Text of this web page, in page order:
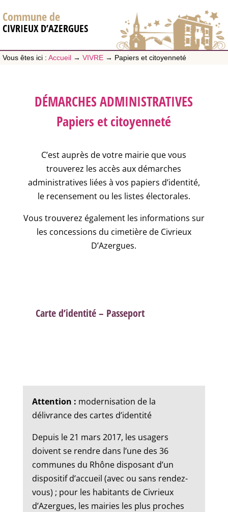
Commune de
CIVRIEUX D’AZERGUES
Vous êtes ici : Accueil → VIVRE → Papiers et citoyenneté
DÉMARCHES ADMINISTRATIVES
Papiers et citoyenneté
C’est auprès de votre mairie que vous
trouverez les accès aux démarches
administratives liées à vos papiers d’identité,
le recensement ou les listes électorales.
Vous trouverez également les informations sur
les concessions du cimetière de Civrieux
D’Azergues.
Carte d’identité – Passeport
Attention : modernisation de la
délivrance des cartes d’identité
Depuis le 21 mars 2017, les usagers
doivent se rendre dans l’une des 36
communes du Rhône disposant d’un
dispositif d’accueil (avec ou sans rendez-
vous) ; pour les habitants de Civrieux
d’Azergues, les mairies les plus proches